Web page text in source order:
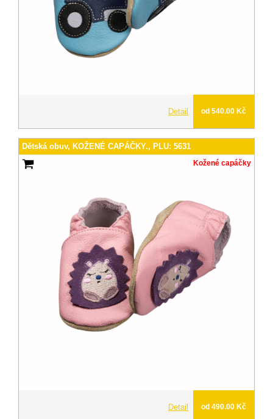
Detail od 540.00 Kč
Dětská obuv, KOŽENÉ CAPÁČKY., PLU: 5631
Kožené capáčky
Detail od 490.00 Kč